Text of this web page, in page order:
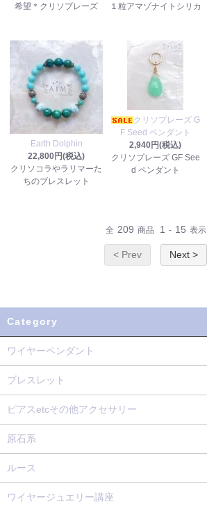
希望＊クリソプレーズ
１粒アマゾナイトシリカ
Earth Dolphin
22,800円(税込)
クリソコラやラリマーた
ちのブレスレット
クリソプレーズ G
F Seed ペンダント
2,940円(税込)
クリソプレーズ GF See
d ペンダント
全 209 商品 1 - 15 表示
< Prev Next >
Category
ワイヤーペンダント
ブレスレット
ピアスetcその他アクセサリー
原石系
ルース
ワイヤージュエリー講座